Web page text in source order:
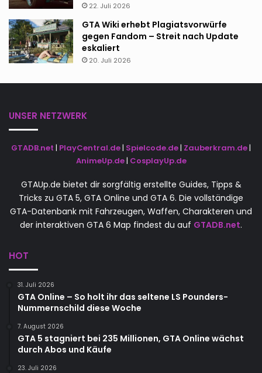
22. Juli 2026
GTA Wiki erhebt Plagiatsvorwürfe
gegen Fandom – Streit nach Update
eskaliert
20. Juli 2026
UNSER NETZWERK
GTADB.net | PlayCentral.de| Spielcode.de| Zauberkram.de|
AnimeUp.de| CosplayUp.de
GTAUp.de bietet dir sorgfältig erstellte Guides, Tipps &
Tricks zu GTA 5, GTA Online und GTA 6. Die vollständige
GTA-Datenbank mit Fahrzeugen, Waffen, Charakteren und
der interaktiven GTA 6 Map findest du auf GTADB.net.
HOT
31. Juli 2026
GTA Online – So holt ihr das seltene LS Pounders-
Nummernschild diese Woche
7. August 2026
GTA 5 stagniert bei 235 Millionen, GTA Online wächst
durch Abos und Käufe
23. Juli 2026